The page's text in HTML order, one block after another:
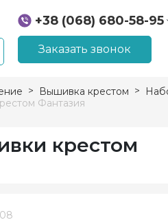
+38 (068) 680-58-95
+38 (066) 207-14-90
Заказать звонок
Вышивка крестом
Фантазия
крестом